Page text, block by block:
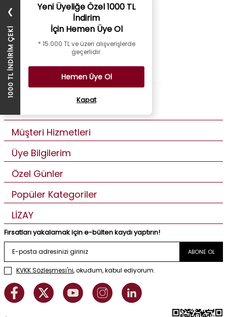
Kurumsal
Müşteri Hizmetleri
Üye Bilgilerim
Özel Günler
Popüler Kategoriler
LİZAY
Fırsatları yakalamak için e-bülten kaydı yaptırın!
ABONE OL
KVKK Sözleşmesi'ni, okudum, kabul ediyorum.
❯
1000 TL İNDİRİM ÇEKİ
Yeni Üyeliğe Özel 1000 TL
İndirim
İçin Hemen Üye Ol
* 15.000 TL ve üzeri alışverişlerde
geçerlidir.
Hemen Üye Ol
Kapat